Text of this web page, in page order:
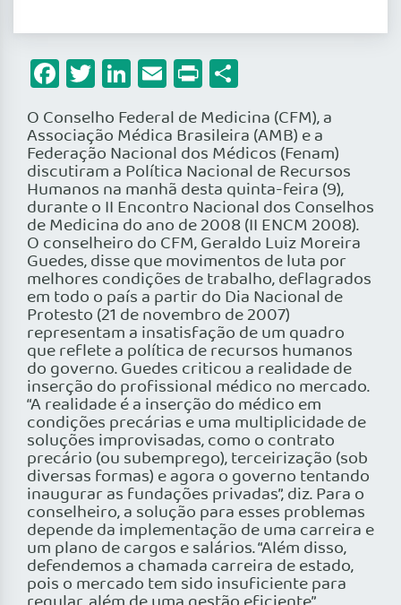
Facebook
Twitter
LinkedIn
Email
Print
O Conselho Federal de Medicina (CFM), a
Associação Médica Brasileira (AMB) e a
Federação Nacional dos Médicos (Fenam)
discutiram a Política Nacional de Recursos
Humanos na manhã desta quinta-feira (9),
durante o II Encontro Nacional dos Conselhos
de Medicina do ano de 2008 (II ENCM 2008).
O conselheiro do CFM, Geraldo Luiz Moreira
Guedes, disse que movimentos de luta por
melhores condições de trabalho, deflagrados
em todo o país a partir do Dia Nacional de
Protesto (21 de novembro de 2007)
representam a insatisfação de um quadro
que reflete a política de recursos humanos
do governo. Guedes criticou a realidade de
inserção do profissional médico no mercado.
“A realidade é a inserção do médico em
condições precárias e uma multiplicidade de
soluções improvisadas, como o contrato
precário (ou subemprego), terceirização (sob
diversas formas) e agora o governo tentando
inaugurar as fundações privadas”, diz. Para o
conselheiro, a solução para esses problemas
depende da implementação de uma carreira e
um plano de cargos e salários. “Além disso,
defendemos a chamada carreira de estado,
pois o mercado tem sido insuficiente para